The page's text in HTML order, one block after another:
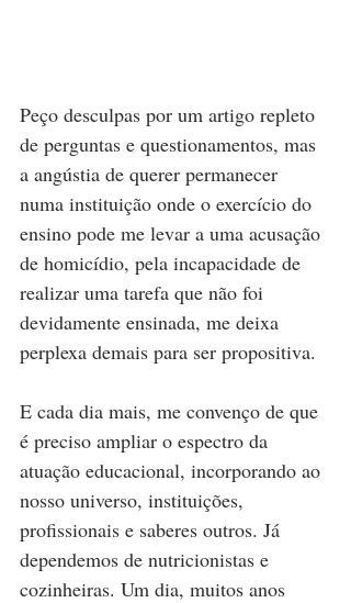
Peço desculpas por um artigo repleto
de perguntas e questionamentos, mas
a angústia de querer permanecer
numa instituição onde o exercício do
ensino pode me levar a uma acusação
de homicídio, pela incapacidade de
realizar uma tarefa que não foi
devidamente ensinada, me deixa
perplexa demais para ser propositiva.
E cada dia mais, me convenço de que
é preciso ampliar o espectro da
atuação educacional, incorporando ao
nosso universo, instituições,
profissionais e saberes outros. Já
dependemos de nutricionistas e
cozinheiras. Um dia, muitos anos